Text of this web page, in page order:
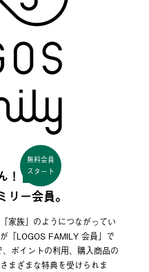
！
無料会員
スタート
リー会員。
家族」のようにつながってい
「LOGOS FAMILY 会員」で
ポイントの利用、購入商品の
まざまな特典を受けられま